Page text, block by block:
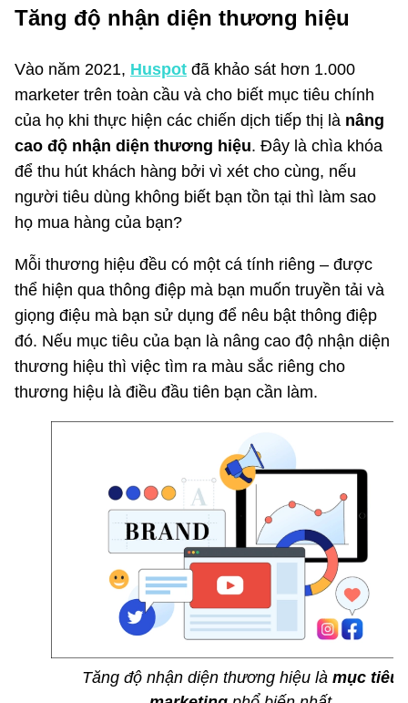
Tăng độ nhận diện thương hiệu
Vào năm 2021, Huspot đã khảo sát hơn 1.000
marketer trên toàn cầu và cho biết mục tiêu chính
của họ khi thực hiện các chiến dịch tiếp thị là nâng
cao độ nhận diện thương hiệu. Đây là chìa khóa
để thu hút khách hàng bởi vì xét cho cùng, nếu
người tiêu dùng không biết bạn tồn tại thì làm sao
họ mua hàng của bạn?
Mỗi thương hiệu đều có một cá tính riêng – được
thể hiện qua thông điệp mà bạn muốn truyền tải và
giọng điệu mà bạn sử dụng để nêu bật thông điệp
đó. Nếu mục tiêu của bạn là nâng cao độ nhận diện
thương hiệu thì việc tìm ra màu sắc riêng cho
thương hiệu là điều đầu tiên bạn cần làm.
Tăng độ nhận diện thương hiệu là mục tiêu